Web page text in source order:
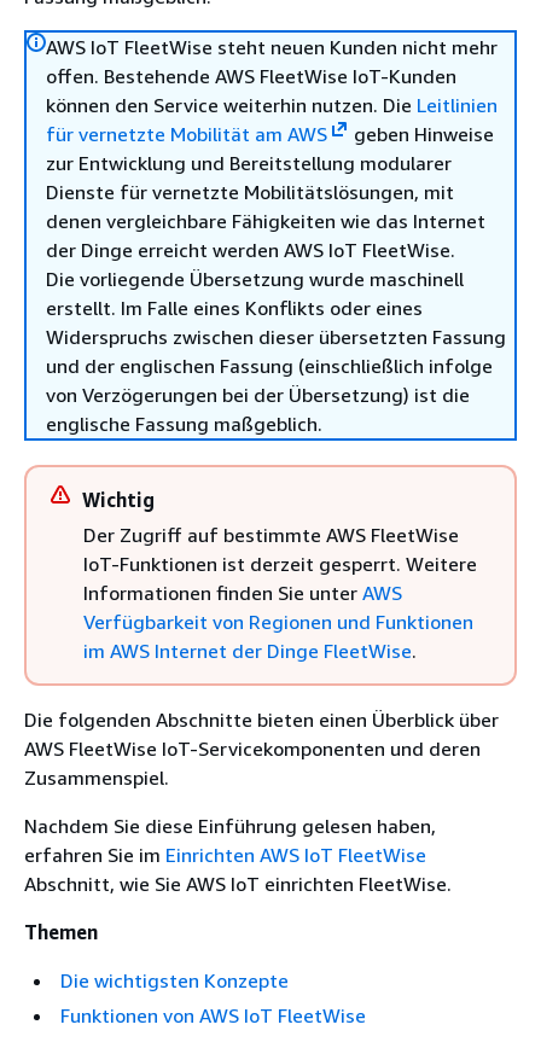
AWS IoT FleetWise steht neuen Kunden nicht mehr
offen. Bestehende AWS FleetWise IoT-Kunden
können den Service weiterhin nutzen. Die Leitlinien
für vernetzte Mobilität am AWS
geben Hinweise
zur Entwicklung und Bereitstellung modularer
Dienste für vernetzte Mobilitätslösungen, mit
denen vergleichbare Fähigkeiten wie das Internet
der Dinge erreicht werden AWS IoT FleetWise.
Die vorliegende Übersetzung wurde maschinell
erstellt. Im Falle eines Konflikts oder eines
Widerspruchs zwischen dieser übersetzten Fassung
und der englischen Fassung (einschließlich infolge
von Verzögerungen bei der Übersetzung) ist die
englische Fassung maßgeblich.
Wichtig
Der Zugriff auf bestimmte AWS FleetWise
IoT-Funktionen ist derzeit gesperrt. Weitere
Informationen finden Sie unter AWS
Verfügbarkeit von Regionen und Funktionen
im AWS Internet der Dinge FleetWise.
Die folgenden Abschnitte bieten einen Überblick über
AWS FleetWise IoT-Servicekomponenten und deren
Zusammenspiel.
Nachdem Sie diese Einführung gelesen haben,
erfahren Sie im Einrichten AWS IoT FleetWise
Abschnitt, wie Sie AWS IoT einrichten FleetWise.
Themen
Die wichtigsten Konzepte
Funktionen von AWS IoT FleetWise